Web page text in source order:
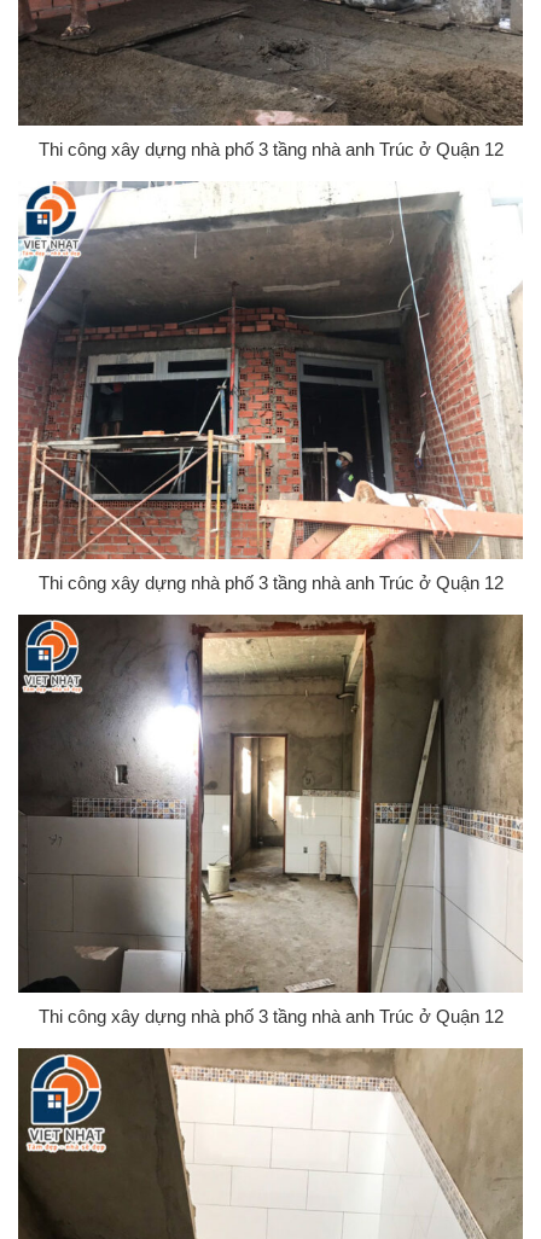
Thi công xây dựng nhà phố 3 tầng nhà anh Trúc ở Quận 12
Thi công xây dựng nhà phố 3 tầng nhà anh Trúc ở Quận 12
Thi công xây dựng nhà phố 3 tầng nhà anh Trúc ở Quận 12